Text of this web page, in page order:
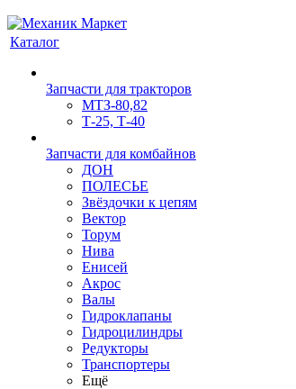
Каталог
Запчасти для тракторов
МТЗ-80,82
Т-25, Т-40
Запчасти для комбайнов
ДОН
ПОЛЕСЬЕ
Звёздочки к цепям
Вектор
Торум
Нива
Енисей
Акрос
Валы
Гидроклапаны
Гидроцилиндры
Редукторы
Транспортеры
Ещё